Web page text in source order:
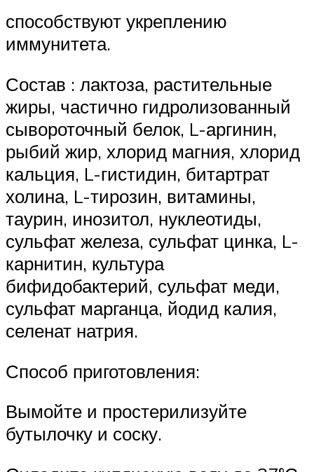
способствуют укреплению
иммунитета.
Состав : лактоза, растительные
жиры, частично гидролизованный
сывороточный белок, L-аргинин,
рыбий жир, хлорид магния, хлорид
кальция, L-гистидин, битартрат
холина, L-тирозин, витамины,
таурин, инозитол, нуклеотиды,
сульфат железа, сульфат цинка, L-
карнитин, культура
бифидобактерий, сульфат меди,
сульфат марганца, йодид калия,
селенат натрия.
Способ приготовления:
Вымойте и простерилизуйте
бутылочку и соску.